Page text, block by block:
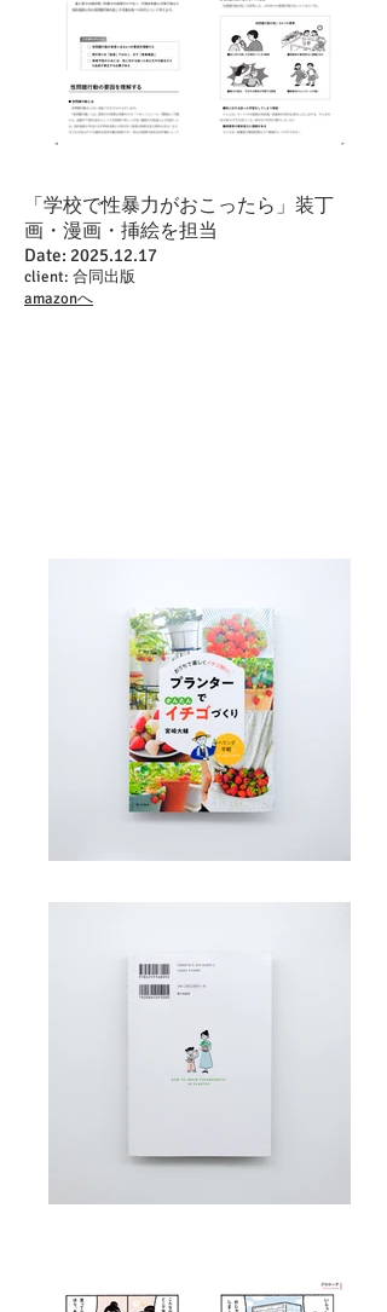
「学校で性暴力がおこったら」装丁
画・漫画・挿絵を担当
Date: 2025.12.17
client: 合同出版
amazonへ